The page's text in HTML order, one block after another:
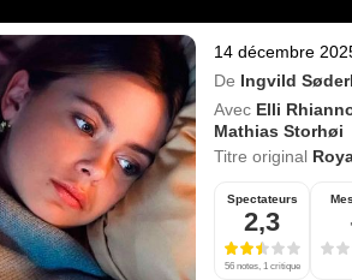
14 décembre
De Ingvild
Avec Elli
Mathias Storhøi
Titre original
Spectateurs
2,3
56 notes, 1 critique